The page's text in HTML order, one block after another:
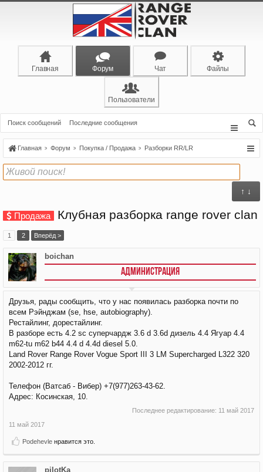
Главная Форум Чат Файлы
Пользователи
Поиск сообщений Последние сообщения
Главная Форум Покупка / Продажа Разборки RR/LR
↑ ↓
Продажа Клубная разборка range rover clan
1 2 Вперёд >
boichan
АДМИНИСТРАЦИЯ
Друзья, рады сообщить, что у нас появилась разборка почти по
всем Рэйнджам (se, hse, autobiography).
Рестайлинг, дорестайлинг.
В разборе есть 4.2 sc суперчардж 3.6 d 3.6d дизель 4.4 Ягуар 4.4
m62-tu m62 b44 4.4 d 4.4d diesel 5.0.
Land Rover Range Rover Vogue Sport III 3 LM Supercharged L322 320
2002-2012 гг.
Телефон (Ватсаб - Вибер) +7(977)263-43-62.
Адрес: Косинская, 10.
Последнее редактирование: 11 май 2017
11 май 2017
Podehevle нравится это.
pilotKa